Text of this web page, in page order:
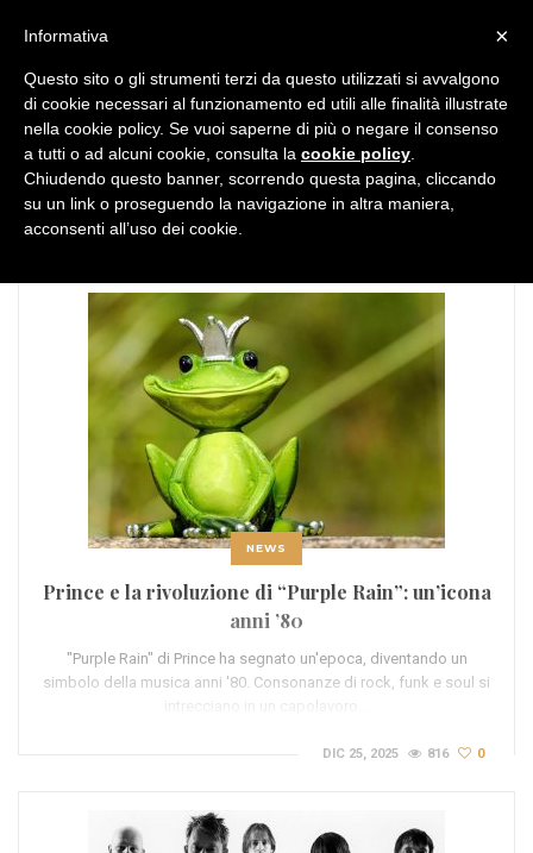
TAG: fan
NEWS
Prince e la rivoluzione di “Purple Rain”: un’icona
anni ’80
"Purple Rain" di Prince ha segnato un'epoca, diventando un
simbolo della musica anni '80. Consonanze di rock, funk e soul si
intrecciano in un capolavoro…
DIC 25, 2025 816 0
×
Informativa
Questo sito o gli strumenti terzi da questo utilizzati si avvalgono
di cookie necessari al funzionamento ed utili alle finalità illustrate
nella cookie policy. Se vuoi saperne di più o negare il consenso
a tutti o ad alcuni cookie, consulta la cookie policy
Chiudendo questo banner, scorrendo questa pagina, cliccando
su un link o proseguendo la navigazione in altra maniera,
acconsenti all’uso dei cookie.